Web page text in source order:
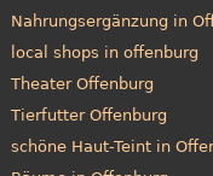
Nahrungsergänzung in
local shops in offenburg
Theater Offenburg
Tierfutter Offenburg
schöne Haut-Teint in